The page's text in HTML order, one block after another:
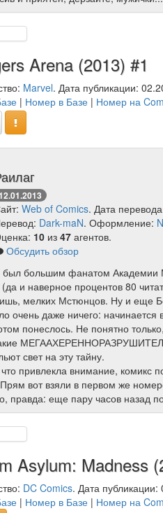
Arena (2013) #1
Marvel. Дата публикации:
| Номер в Базе | Номер на
Web of Comics. Дата
Dark-maN. Оформление:
10 из 47 агентов.
Обсудить обзор
был большим фанатом Академии
и наверное процентов 80
мелких Мстюнцов. Ну и еще
очень даже ничего:
понеслось. Не понятно
свет на эту тайну.
привлекла внимание, комикс
вот взяли в первом же
правда: еще пару часов назад
Asylum: Madness
DC Comics. Дата публикации:
| Номер в Базе | Номер на